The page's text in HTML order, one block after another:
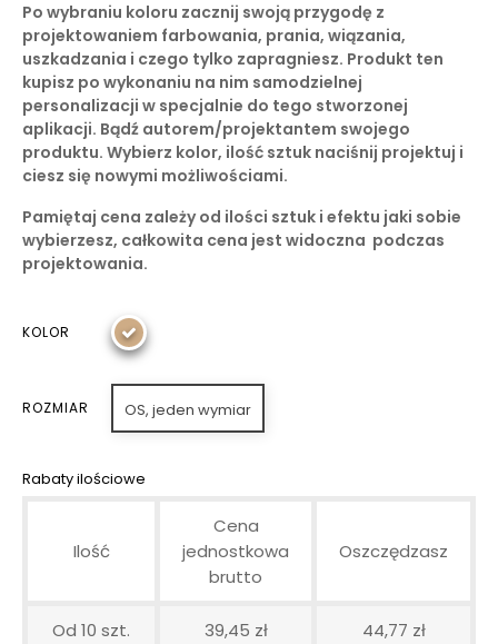
Po wybraniu koloru zacznij swoją przygodę z
projektowaniem farbowania, prania, wiązania,
uszkadzania i czego tylko zapragniesz. Produkt ten
kupisz po wykonaniu na nim samodzielnej
personalizacji w specjalnie do tego stworzonej
aplikacji. Bądź autorem/projektantem swojego
produktu. Wybierz kolor, ilość sztuk naciśnij projektuj i
ciesz się nowymi możliwościami.
Pamiętaj cena zależy od ilości sztuk i efektu jaki sobie
wybierzesz, całkowita cena jest widoczna podczas
projektowania.
KOLOR
ROZMIAR OS, jeden wymiar
Rabaty ilościowe
Ilość
Cena
jednostkowa
brutto
Oszczędzasz
Od 10 szt. 39,45 zł 44,77 zł